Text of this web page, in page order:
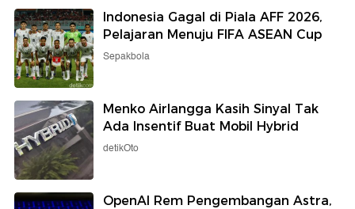
Indonesia Gagal di Piala AFF 2026,
Pelajaran Menuju FIFA ASEAN Cup
Sepakbola
Menko Airlangga Kasih Sinyal Tak
Ada Insentif Buat Mobil Hybrid
detikOto
OpenAI Rem Pengembangan Astra,